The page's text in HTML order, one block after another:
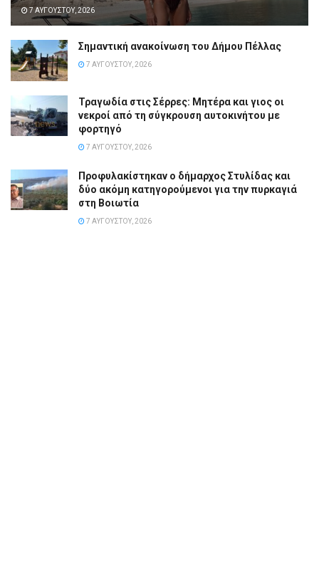
7 ΑΥΓΟΎΣΤΟΥ, 2026
Σημαντική ανακοίνωση του Δήμου Πέλλας
7 ΑΥΓΟΎΣΤΟΥ, 2026
Τραγωδία στις Σέρρες: Μητέρα και γιος οι
νεκροί από τη σύγκρουση αυτοκινήτου με
φορτηγό
7 ΑΥΓΟΎΣΤΟΥ, 2026
Προφυλακίστηκαν ο δήμαρχος Στυλίδας και
δύο ακόμη κατηγορούμενοι για την πυρκαγιά
στη Βοιωτία
7 ΑΥΓΟΎΣΤΟΥ, 2026